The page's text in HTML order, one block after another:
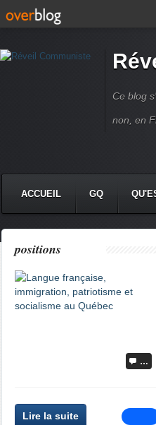
Ce blog
non, en
ACCUEIL GQ
positions
…
Lire la suite